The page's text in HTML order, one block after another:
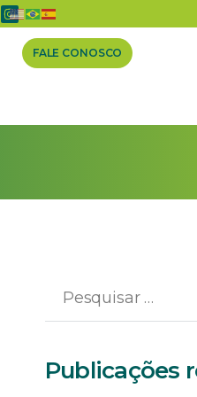
FALE CONOSCO
Publicações